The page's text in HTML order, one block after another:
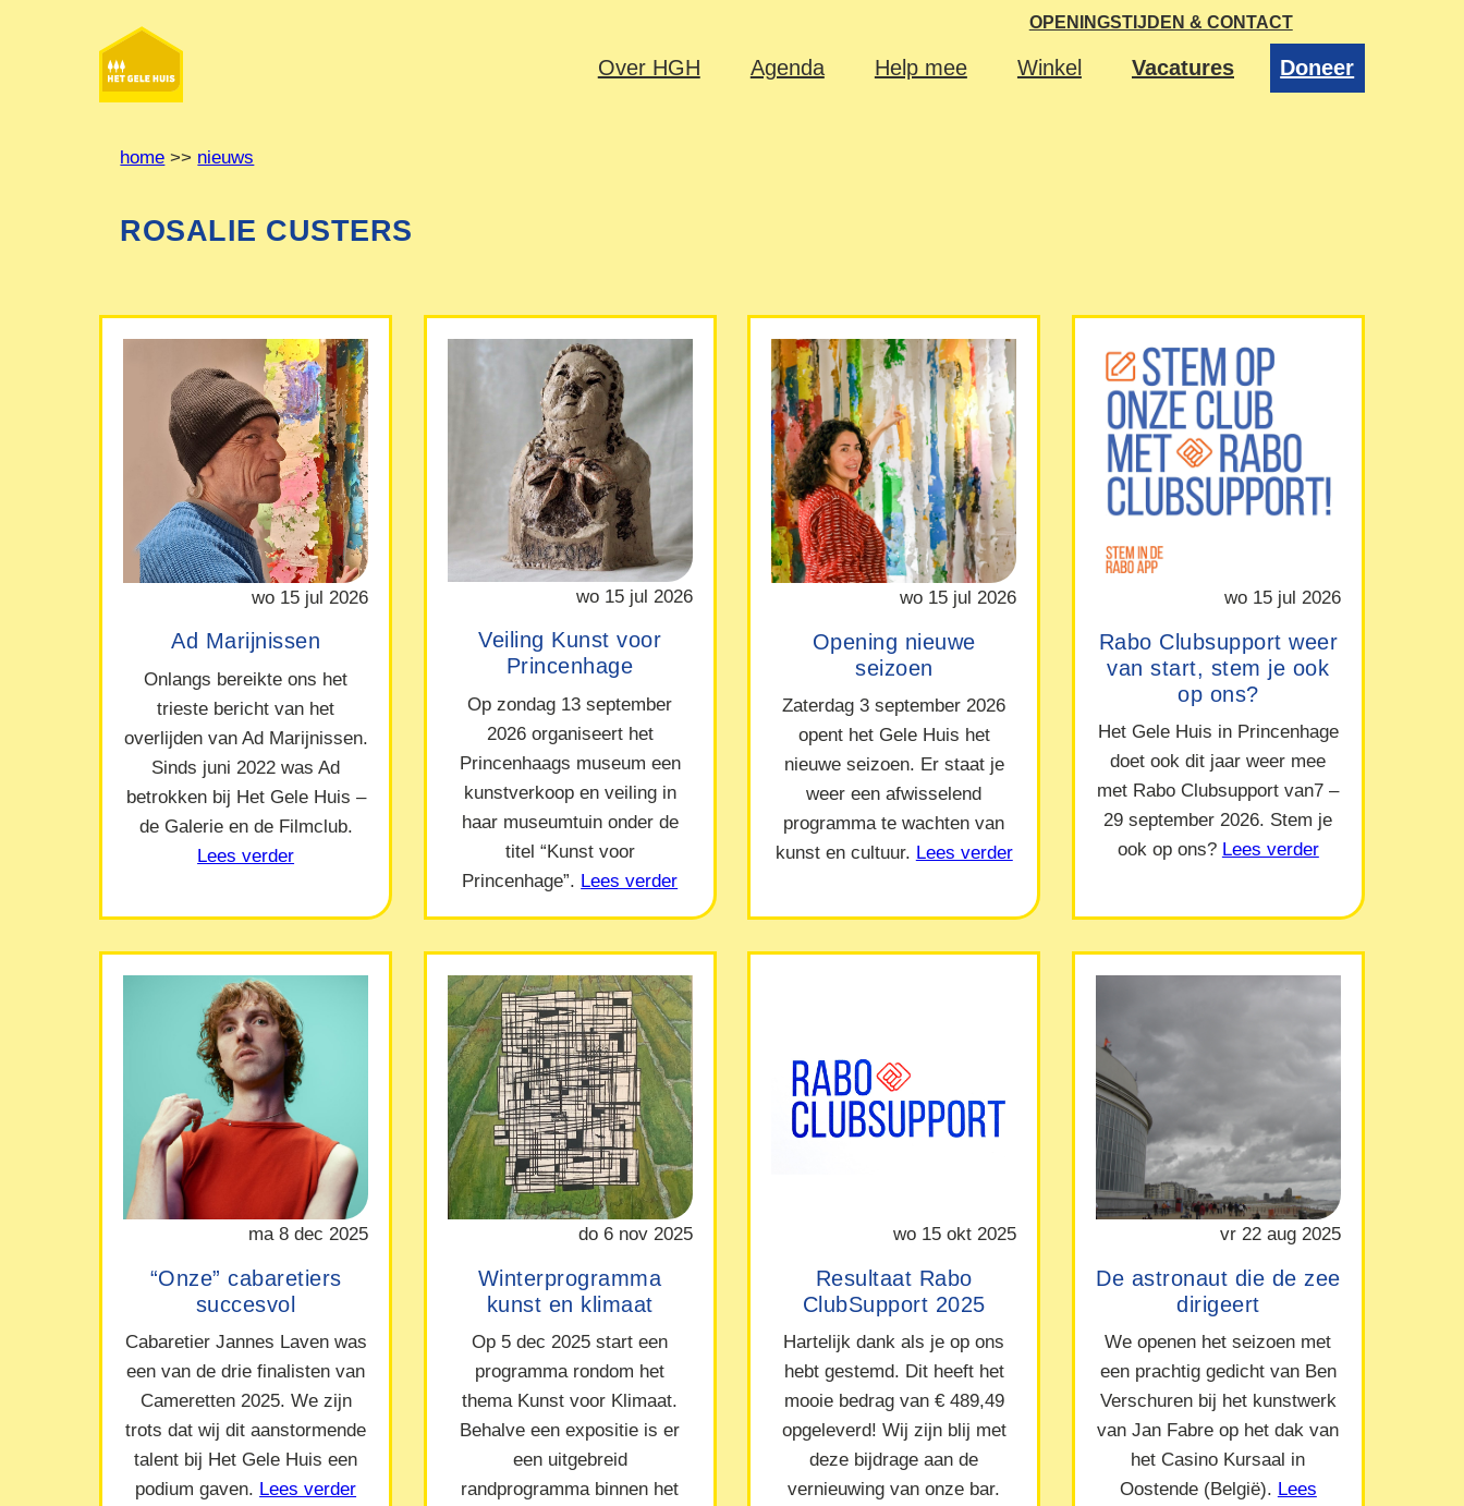
OPENINGSTIJDEN & CONTACT
Over HGH Agenda Help mee Winkel Vacatures Doneer
home >> nieuws
ROSALIE CUSTERS
wo 15 jul 2026
Ad Marijnissen
Onlangs bereikte ons het
trieste bericht van het
overlijden van Ad Marijnissen.
Sinds juni 2022 was Ad
betrokken bij Het Gele Huis –
de Galerie en de Filmclub.
Lees verder
wo 15 jul 2026
Veiling Kunst voor
Princenhage
Op zondag 13 september
2026 organiseert het
Princenhaags museum een
kunstverkoop en veiling in
haar museumtuin onder de
titel “Kunst voor
Princenhage”. Lees verder
wo 15 jul 2026
Opening nieuwe
seizoen
Zaterdag 3 september 2026
opent het Gele Huis het
nieuwe seizoen. Er staat je
weer een afwisselend
programma te wachten van
kunst en cultuur. Lees verder
wo 15 jul 2026
Rabo Clubsupport weer
van start, stem je ook
op ons?
Het Gele Huis in Princenhage
doet ook dit jaar weer mee
met Rabo Clubsupport van7 –
29 september 2026. Stem je
ook op ons? Lees verder
ma 8 dec 2025
“Onze” cabaretiers
succesvol
Cabaretier Jannes Laven was
een van de drie finalisten van
Cameretten 2025. We zijn
trots dat wij dit aanstormende
talent bij Het Gele Huis een
podium gaven. Lees verder
do 6 nov 2025
Winterprogramma
kunst en klimaat
Op 5 dec 2025 start een
programma rondom het
thema Kunst voor Klimaat.
Behalve een expositie is er
een uitgebreid
randprogramma binnen het
wo 15 okt 2025
Resultaat Rabo
ClubSupport 2025
Hartelijk dank als je op ons
hebt gestemd. Dit heeft het
mooie bedrag van € 489,49
opgeleverd! Wij zijn blij met
deze bijdrage aan de
vernieuwing van onze bar.
vr 22 aug 2025
De astronaut die de zee
dirigeert
We openen het seizoen met
een prachtig gedicht van Ben
Verschuren bij het kunstwerk
van Jan Fabre op het dak van
het Casino Kursaal in
Oostende (België). Lees